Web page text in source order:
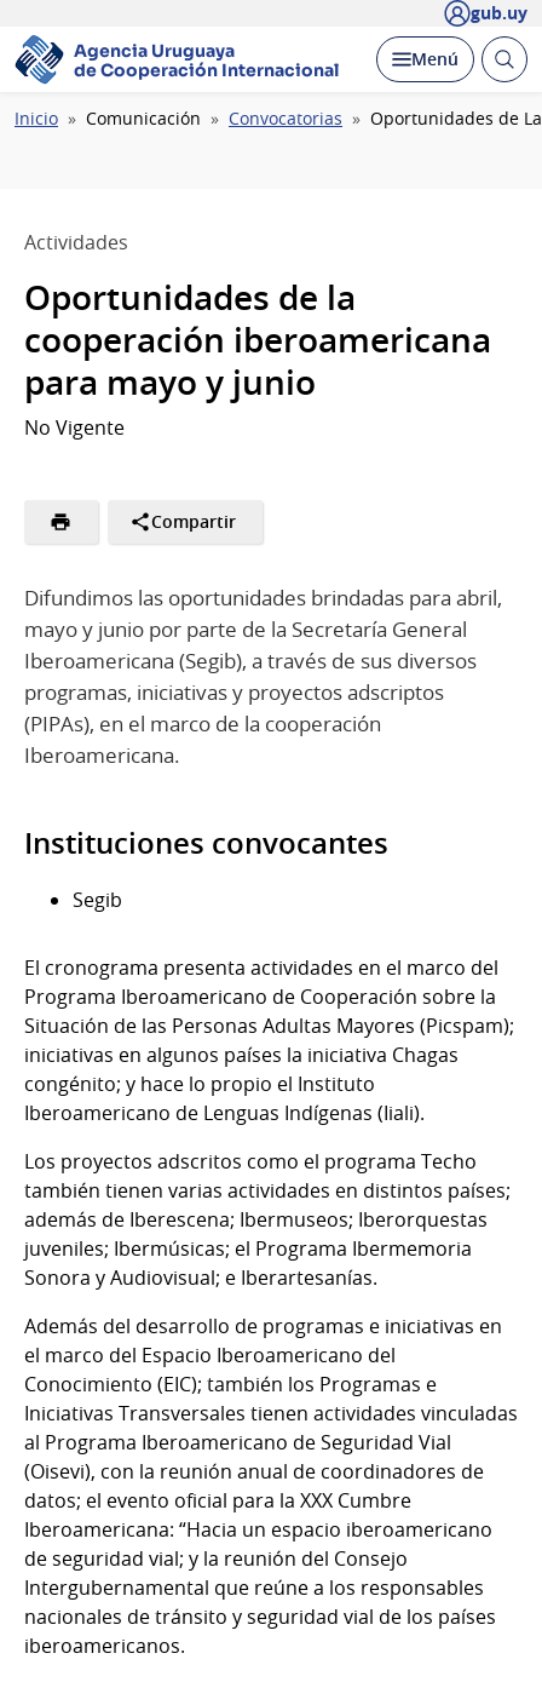
gub.uy
Agencia Uruguaya
de Cooperación Internacional
Desplegar
Menú Abrir
Ruta
Inicio Comunicación Convocatorias Oportunidades de
Actividades
Oportunidades de la
cooperación iberoamericana
para mayo y junio
No Vigente
Compartir
Difundimos las oportunidades brindadas para abril,
mayo y junio por parte de la Secretaría General
Iberoamericana (Segib), a través de sus diversos
programas, iniciativas y proyectos adscriptos
(PIPAs), en el marco de la cooperación
Iberoamericana.
Instituciones convocantes
Segib
El cronograma presenta actividades en el marco del
Programa Iberoamericano de Cooperación sobre la
Situación de las Personas Adultas Mayores (Picspam);
iniciativas en algunos países la iniciativa Chagas
congénito; y hace lo propio el Instituto
Iberoamericano de Lenguas Indígenas (Iiali).
Los proyectos adscritos como el programa Techo
también tienen varias actividades en distintos países;
además de Iberescena; Ibermuseos; Iberorquestas
juveniles; Ibermúsicas; el Programa Ibermemoria
Sonora y Audiovisual; e Iberartesanías.
Además del desarrollo de programas e iniciativas en
el marco del Espacio Iberoamericano del
Conocimiento (EIC); también los Programas e
Iniciativas Transversales tienen actividades vinculadas
al Programa Iberoamericano de Seguridad Vial
(Oisevi), con la reunión anual de coordinadores de
datos; el evento oficial para la XXX Cumbre
Iberoamericana: “Hacia un espacio iberoamericano
de seguridad vial; y la reunión del Consejo
Intergubernamental que reúne a los responsables
nacionales de tránsito y seguridad vial de los países
iberoamericanos.